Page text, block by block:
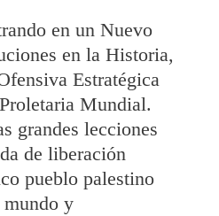
en un Nuevo
en la Historia,
Estratégica
Mundial.
grandes lecciones
de liberación
pueblo palestino
mundo y